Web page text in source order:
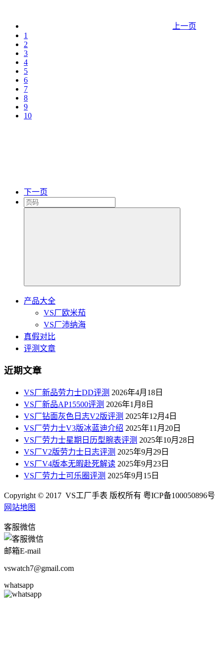
上一页
1
2
3
4
5
6
7
8
9
10
下一页
产品大全
VS厂欧米茄
VS厂沛纳海
真假对比
评测文章
近期文章
VS厂新品劳力士DD评测 2026年4月18日
VS厂新品AP15500评测 2026年1月8日
VS厂钻面灰色日志V2版评测 2025年12月4日
VS厂劳力士V3版冰蓝迪介绍 2025年11月20日
VS厂劳力士星期日历型腕表评测 2025年10月28日
VS厂V2版劳力士日志评测 2025年9月29日
VS厂V4版本无暇赴死解读 2025年9月23日
VS厂劳力士可乐圈评测 2025年9月15日
Copyright © 2017 VS工厂手表 版权所有 粤ICP备100050896号
网站地图
客服微信
邮箱E-mail
vswatch7@gmail.com
whatsapp